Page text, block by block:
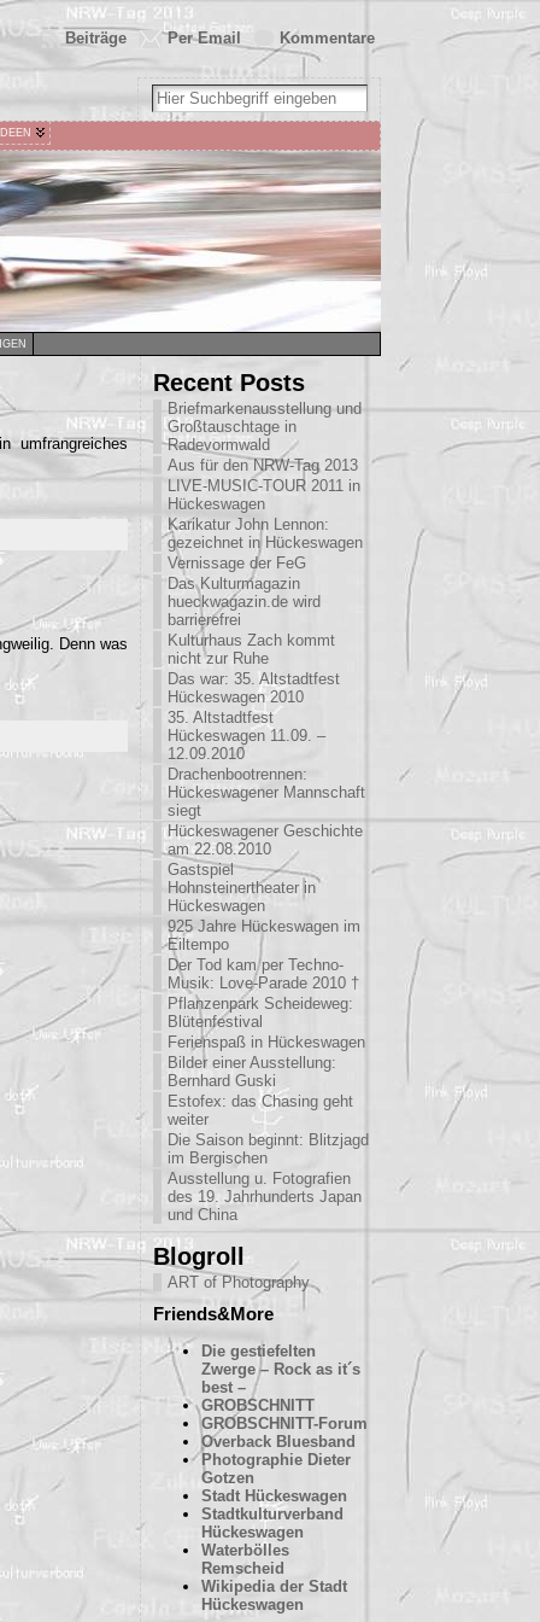
Kommentare
Per Email
Beiträge
umfrangreiches
Denn was
Recent Posts
Briefmarkenausstellung und
Großtauschtage in
Radevormwald
Aus für den NRW-Tag 2013
LIVE-MUSIC-TOUR 2011 in
Hückeswagen
Karikatur John Lennon:
gezeichnet in Hückeswagen
Vernissage der FeG
Das Kulturmagazin
hueckwagazin.de wird
barrierefrei
Kulturhaus Zach kommt
nicht zur Ruhe
Das war: 35. Altstadtfest
Hückeswagen 2010
35. Altstadtfest
Hückeswagen 11.09. –
12.09.2010
Drachenbootrennen:
Hückeswagener Mannschaft
siegt
Hückeswagener Geschichte
am 22.08.2010
Gastspiel
Hohnsteinertheater in
Hückeswagen
925 Jahre Hückeswagen im
Eiltempo
Der Tod kam per Techno-
Musik: Love-Parade 2010 †
Pflanzenpark Scheideweg:
Blütenfestival
Ferienspaß in Hückeswagen
Bilder einer Ausstellung:
Bernhard Guski
Estofex: das Chasing geht
weiter
Die Saison beginnt: Blitzjagd
im Bergischen
Ausstellung u. Fotografien
des 19. Jahrhunderts Japan
und China
Blogroll
ART of Photography
Friends&More
Die gestiefelten
Zwerge – Rock as it´s
best –
GROBSCHNITT
GROBSCHNITT-Forum
Overback Bluesband
Photographie Dieter
Gotzen
Stadt Hückeswagen
Stadtkulturverband
Hückeswagen
Waterbölles
Remscheid
Wikipedia der Stadt
Hückeswagen